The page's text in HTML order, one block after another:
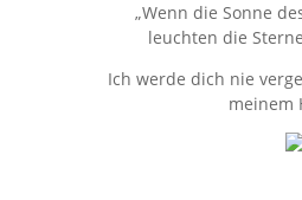
„Wenn die Sonne
leuchten die
Ich werde dich nie
meinem